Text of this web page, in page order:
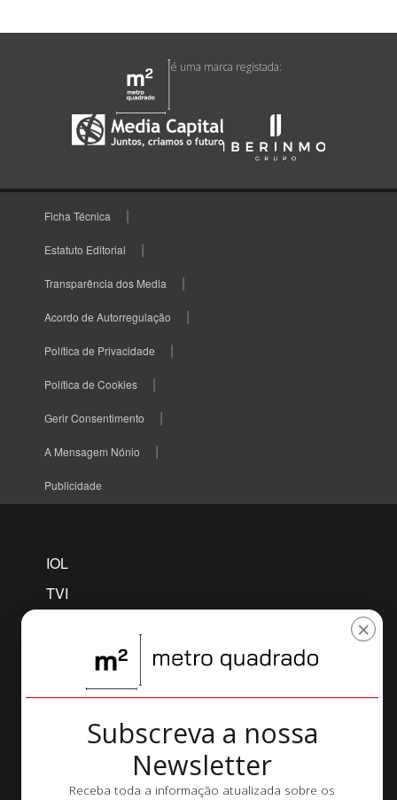
é uma marca registada:
Ficha Técnica
Estatuto Editorial
Transparência dos Media
Acordo de Autorregulação
Política de Privacidade
Política de Cookies
Gerir Consentimento
A Mensagem Nónio
Publicidade
IOL
TVI
MAISFUTEBOL
×
Subscreva a nossa
Newsletter
Receba toda a informação atualizada sobre os